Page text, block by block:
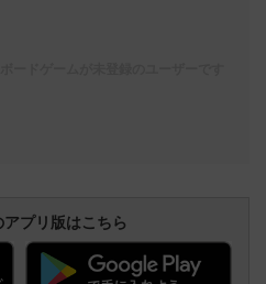
プリ版はこちら